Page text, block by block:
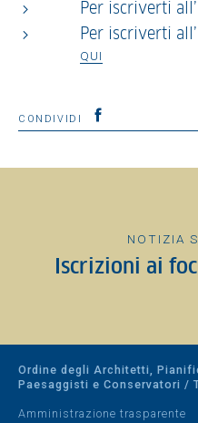
Per iscriverti
Per iscriverti
QUI
CONDIVIDI
NOTIZIA
Iscrizioni ai
Ordine degli Architetti,
Paesaggisti e Conservatori /
Amministrazione trasparente